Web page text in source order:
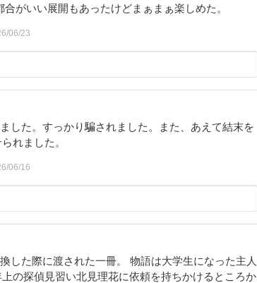
がいい展開もあったけどまぁまぁ楽しめた。
06/23
した。すっかり騙されました。また、あえて結末を
れました。
06/16
した際に渡された一冊。 物語は大学生になった主人
の探偵見習い北見理花に依頼を持ちかけるところか